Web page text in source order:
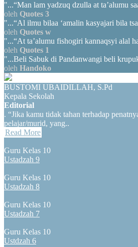
"...“Man lam yadzuq dzulla at ta’alumu
oleh Quotes 3
"...“Al ilmu bilaa ‘amalin kasyajari bila
oleh Quotes w
"...“At ta’alumu fishogiri kannaqsyi alal
oleh Quotes 1
"...Beli Sabuk di Pandanwangi beli
oleh Handoko
BUSTOMI UBAIDILLAH, S.Pd
Kepala Sekolah
Editorial
. “Jika kamu tidak tahan terhadap
pelajar/murid, yang..
Read More
Guru Kelas 10
Ustadzah 9
Guru Kelas 10
Ustadzah 8
Guru Kelas 10
Ustadzah 7
Guru Kelas 10
Ustdzah 6